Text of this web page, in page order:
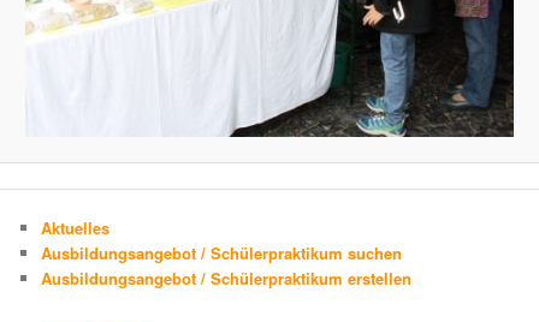
Aktuelles
Ausbildungsangebot / Schülerpraktikum suchen
Ausbildungsangebot / Schülerpraktikum erstellen